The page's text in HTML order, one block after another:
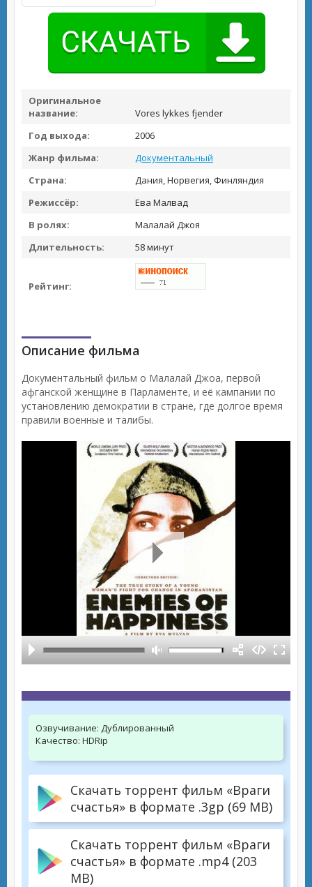
Оригинальное
название:
Vores lykkes fjender
Год выхода:
2006
Жанр фильма:
Документальный
Страна:
Дания, Норвегия, Финляндия
Режиссёр:
Ева Малвад
В ролях:
Малалай Джоя
Длительность:
58 минут
Рейтинг:
Описание фильма
Документальный фильм о Малалай Джоа, первой
афганской женщине в Парламенте, и её кампании по
установлению демократии в стране, где долгое время
правили военные и талибы.
Озвучивание: Дублированный
Качество: HDRip
Скачать торрент фильм «Враги
счастья» в формате .3gp (69 MB)
Скачать торрент фильм «Враги
счастья» в формате .mp4 (203
MB)